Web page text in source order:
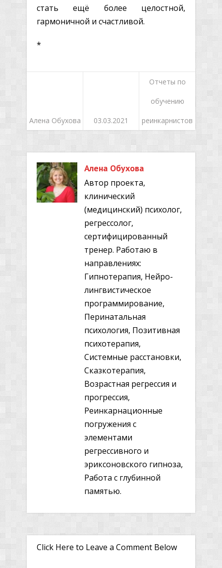
стать ещё более целостной,
гармоничной и счастливой.
*
Алена Обухова 03.03.2021
Отчеты по
обучению
реинкарнистов
Алена Обухова
Автор проекта,
клинический
(медицинский) психолог,
регрессолог,
сертифицированный
тренер. Работаю в
направлениях:
Гипнотерапия, Нейро-
лингвистическое
программирование,
Перинатальная
психология, Позитивная
психотерапия,
Системные расстановки,
Сказкотерапия,
Возрастная регрессия и
прогрессия,
Реинкарнационные
погружения с
элементами
регрессивного и
эриксоновского гипноза,
Работа с глубинной
памятью.
Click Here to Leave a Comment Below